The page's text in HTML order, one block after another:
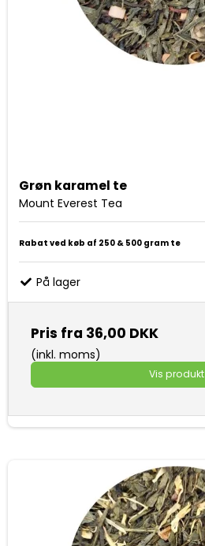
Grøn karamel te
Mount Everest Tea
Rabat ved køb af 250 & 500 gram te
På lager
Pris fra 36,00 DKK
(inkl. moms)
Vis produkt